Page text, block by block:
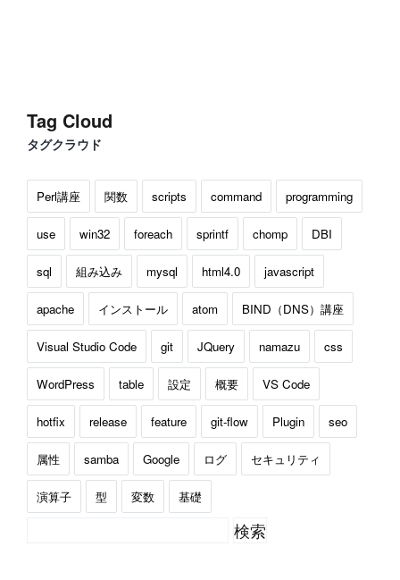
Tag Cloud
タグクラウド
Perl講座 関数 scripts command programming
use win32 foreach sprintf chomp DBI
sql 組み込み mysql html4.0 javascript
apache インストール atom BIND（DNS）講座
Visual Studio Code git JQuery namazu css
WordPress table 設定 概要 VS Code
hotfix release feature git-flow Plugin seo
属性 samba Google ログ セキュリティ
演算子 型 変数 基礎